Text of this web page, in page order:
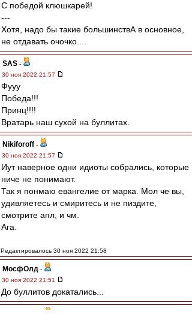
С победой клюшкарей!
---
Хотя, надо бы такие большинствА в основное,
не отдавать очочко....
SAS -
30 ноя 2022 21:57
Фууу
Победа!!!
Принц!!!!
Вратарь наш сухой на буллитах.
Nikiforoff -
30 ноя 2022 21:57
Иут наверное одни идиоты собрались, которые
ниче не понимают.
Так я понмаю евангелие от марка. Мол че вы,
удивляетесь и смиритесь и не пиздите,
смотрите апл, и чм.
Ага.
Редактировалось 30 ноя 2022 21:58
МосфОлд -
30 ноя 2022 21:51
До буллитов докатались...